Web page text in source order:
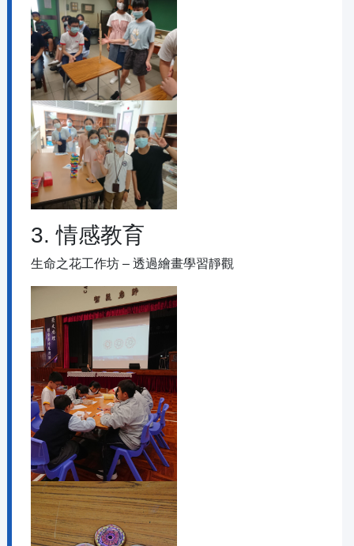
3. 情感教育
生命之花工作坊 – 透過繪畫學習靜觀